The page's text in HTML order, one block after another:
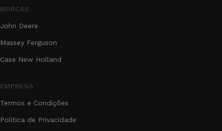
MARCAS
John Deere
Massey Ferguson
Case New Holland
EMPRESA
Termos e Condições
Política de Privacidade